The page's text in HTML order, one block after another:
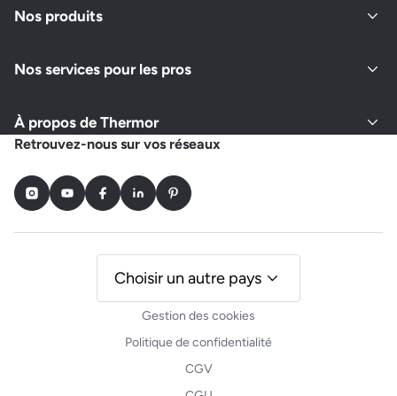
Nos produits
Nos services pour les pros
À propos de Thermor
Retrouvez-nous sur vos réseaux
InstagramYoutubeFacebookLinkedInPinterest
Gestion des cookies
Politique de confidentialité
CGV
Choisir un autre pays